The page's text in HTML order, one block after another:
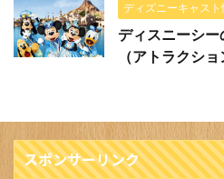
ディズニーキャスト
ディスニーシ
（アトラクショ
スポンサーリンク